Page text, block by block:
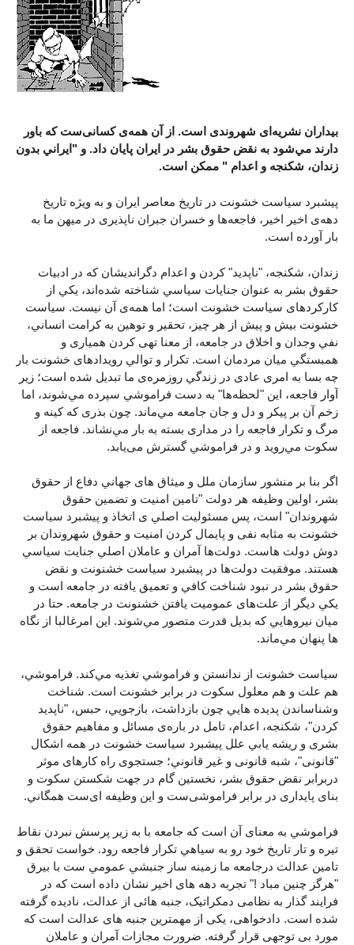
بيداران نشريه‌ای شهروندی است. از آن همه‌ی کسانی‌ست که باور
دارند مي‌شود به نقض حقوق بشر در ايران پايان داد. و "ايراني بدون
زندان، شکنجه و اعدام " ممکن است.
پيشبرد سياست خشونت در تاريخ معاصر ايران و به ويژه تاريخ
دهه‌ی اخیر اخير، فاجعه‌ها و خسران جبران ناپذيری در ميهن ما به
بار آورده است.
زندان، شکنجه، "ناپديد" کردن و اعدام دگرانديشان که در ادبيات
حقوق بشر به عنوان جنايات سياسي شناخته شده‌اند، يکي از
کارکرد‌های سياست خشونت است؛ اما همه‌ی آن نيست. سياست
خشونت بيش و پيش از هر چيز، تحقير و توهين به کرامت انساني،
نفي وجدان و اخلاق در جامعه، از معنا تهی کردن همياری و
همبستگي ميان مردمان است. تکرار و توالي رويدادهای خشونت بار
چه بسا به امری عادی در زندگي روزمره‌ی ما تبديل شده است؛ زير
آوار فاجعه، اين "لحظه‌ها" به دست فراموشي سپرده مي‌شوند، اما
زخم آن بر پيکر و دل و جان جامعه مي‌ماند. چون بذری که کينه و
مرگ و تکرار فاجعه را در مداری بسته به بار مي‌نشاند. فاجعه از
سکوت مي‌رويد و در فراموشي گسترش می‌يابد.
اگر بنا بر منشور سازمان ملل و ميثاق های جهاني دفاع از حقوق
بشر، اولين وظيفه هر دولت "تامين امنيت و تضمين حقوق
شهروندان" است، پس مسئوليت اصلي ی اتخاذ و پيشبرد سياست
خشونت به مثابه نفی و پايمال کردن امنيت و حقوق شهروندان بر
دوش دولت هاست. دولت‌ها آمران و عاملان اصلي جنايت سياسي
هستند. موفقيت دولت‌ها در پيشبرد سياست خشنونت و نقض
حقوق بشر در نبود شناخت کافي و تعميق يافته در جامعه است و
يکي ديگر از علت‌های عموميت يافتن خشنونت در جامعه. حتا در
ميان نيروهايي که بديل قدرت متصور مي‌شوند. اين امرغالبا از نگاه
ها پنهان مي‌ماند.
سياست خشونت از ندانستن و فراموشي تغذيه مي‌کند. فراموشي،
هم علت و هم معلول سکوت در برابر خشونت است. شناخت
وشناساندن پديده هايي چون بازداشت، بازجويي، حبس، "ناپديد
کردن"، شکنجه، اعدام، تامل در باره‌ی مسائل و مفاهيم حقوق
بشری و ريشه يابي علل پيشبرد سياست خشونت در همه اشکال
"قانونی"، شبه قانونی و غير قانوني؛ جستجوی راه کارهای موثر
دربرابر نقض حقوق بشر، نخستین گام در جهت شکستن سکوت و
بنای پایداری در برابر فراموشی‌ست و اين وظيفه ای‌ست همگاني.
فراموشي به معنای آن است که جامعه با به زير پرسش نبردن نقاط
تيره و تار تاريخ خود رو به سياهي تکرار فاجعه رود. خواست تحقق و
تامین عدالت درجامعه ما زمينه ساز جنبشي عمومي ست با بيرق
"هرگز چنين مباد !" تجربه دهه های اخير نشان داده است که در
فرايند گذار به نظامی دمکراتیک، جنبه هائی از عدالت، نادیده گرفته
شده است. دادخواهی، یکی از مهمترین جنبه های عدالت است که
مورد بی توجهی قرار گرفته. ضرورت مجازات آمران و عاملان